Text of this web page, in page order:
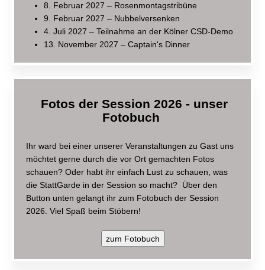
8. Februar 2027 – Rosenmontagstribüne
9. Februar 2027 – Nubbelversenken
4. Juli 2027 – Teilnahme an der Kölner CSD-Demo
13. November 2027 – Captain's Dinner
Fotos der Session 2026 - unser
Fotobuch
Ihr ward bei einer unserer Veranstaltungen zu Gast uns
möchtet gerne durch die vor Ort gemachten Fotos
schauen? Oder habt ihr einfach Lust zu schauen, was
die StattGarde in der Session so macht? Über den
Button unten gelangt ihr zum Fotobuch der Session
2026. Viel Spaß beim Stöbern!